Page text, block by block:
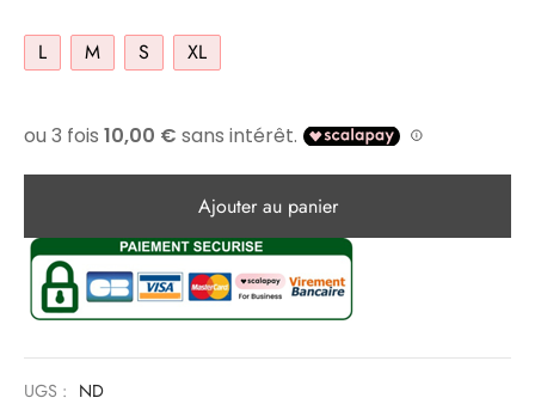
L M S XL
Ajouter au panier
UGS : ND